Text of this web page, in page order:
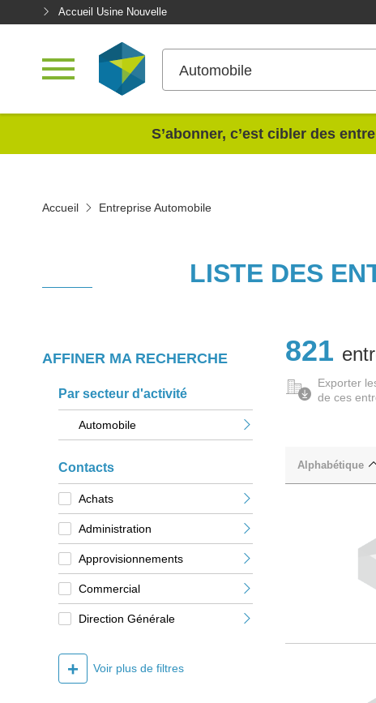
Accueil Usine Nouvelle
Automobile
S’abonner, c’est cibler des
Accueil Entreprise Automobile
LISTE DES
AFFINER MA RECHERCHE
Par secteur d'activité
Automobile
Contacts
Achats
Administration
Approvisionnements
Commercial
Direction Générale
+ Voir plus de filtres
821
Exporter
de ces
Alphabétique